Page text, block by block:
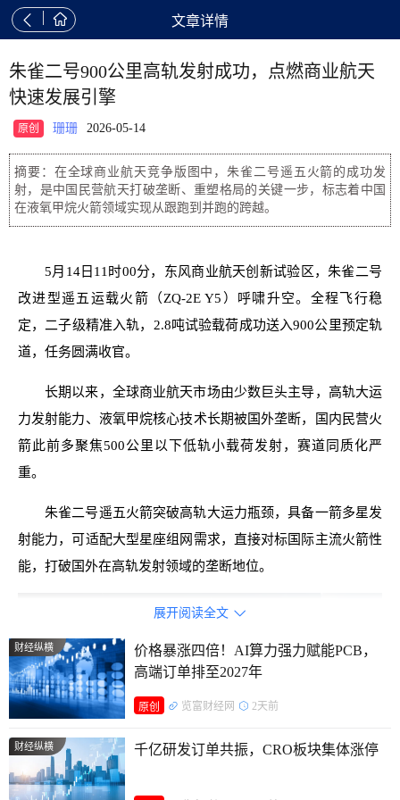
  文章详情
朱雀二号900公里高轨发射成功，点燃商业航天
快速发展引擎
原创 珊珊 2026-05-14
摘要：在全球商业航天竞争版图中，朱雀二号遥五火箭的成功发
射，是中国民营航天打破垄断、重塑格局的关键一步，标志着中国
在液氧甲烷火箭领域实现从跟跑到并跑的跨越。
5月14日11时00分，东风商业航天创新试验区，朱雀二号
改进型遥五运载火箭（ZQ-2E Y5）呼啸升空。全程飞行稳
定，二子级精准入轨，2.8吨试验载荷成功送入900公里预定轨
道，任务圆满收官。
长期以来，全球商业航天市场由少数巨头主导，高轨大运
力发射能力、液氧甲烷核心技术长期被国外垄断，国内民营火
箭此前多聚焦500公里以下低轨小载荷发射，赛道同质化严
重。
朱雀二号遥五火箭突破高轨大运力瓶颈，具备一箭多星发
射能力，可适配大型星座组网需求，直接对标国际主流火箭性
能，打破国外在高轨发射领域的垄断地位。
展开阅读全文 
财经纵横
价格暴涨四倍！AI算力强力赋能PCB，
高端订单排至2027年
原创 览富财经网 2天前
财经纵横 千亿研发订单共振，CRO板块集体涨停